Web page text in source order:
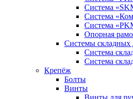
Система
Система
Система
Опорная
Системы складных
Система
Система
Крепёж
Болты
Винты
Винты для